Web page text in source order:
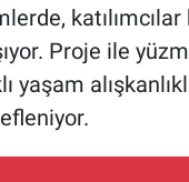
Proje ile
yaşam